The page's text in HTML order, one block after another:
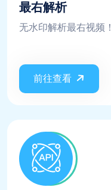
最右解析
无水印解析最右视频！
前往查看